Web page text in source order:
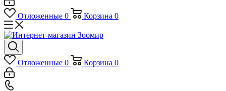
Отложенные 0 Корзина 0
Отложенные 0 Корзина 0